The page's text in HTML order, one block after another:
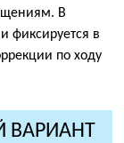
В
фиксируется в
по ходу
ВАРИАНТ